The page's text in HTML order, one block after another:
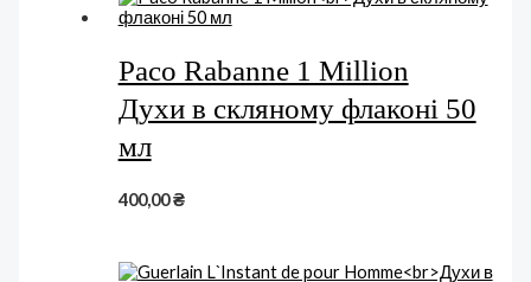
Paco Rabanne 1 Million
Духи в скляному флаконі 50
мл
400,00₴